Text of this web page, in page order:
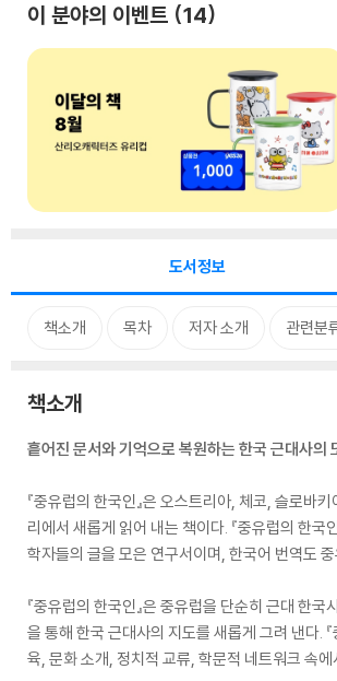
이 분야의 이벤트 14
도서정보
책소개 목차 저자 소개 관련분
책소개
흩어진 문서와 기억으로 복원하는 한국 근대사의
『중유럽의 한국인』은 오스트리아, 체코, 슬로
리에서 새롭게 읽어 내는 책이다. 『중유럽의 한
학자들의 글을 모은 연구서이며, 한국어 번역도
『중유럽의 한국인』은 중유럽을 단순히 근대 한
을 통해 한국 근대사의 지도를 새롭게 그려 낸다.
육, 문화 소개, 정치적 교류, 학문적 네트워크 속